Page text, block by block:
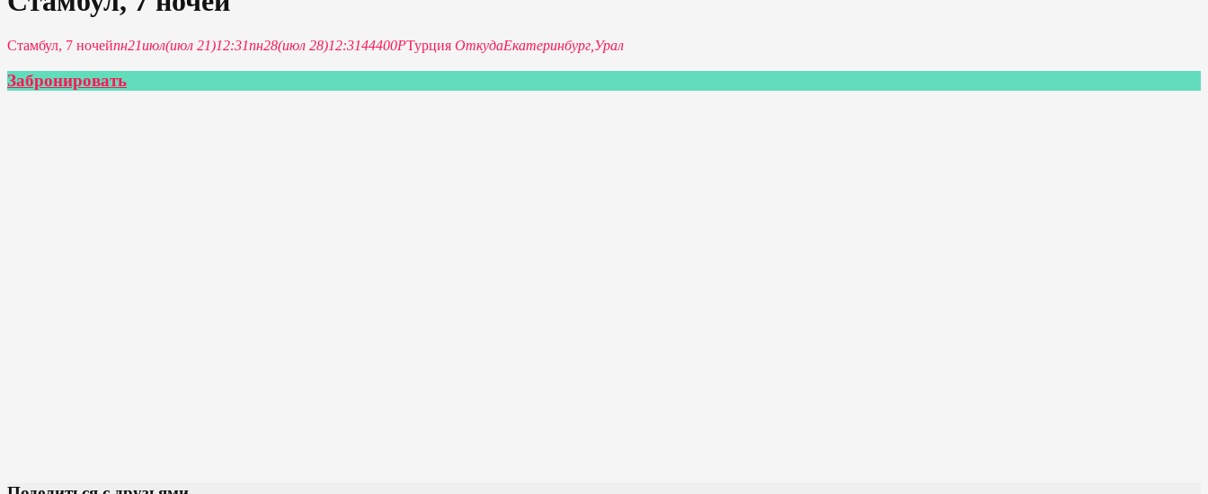
Стамбул, 7 ночейпн21июл(июл 21)12:31пн28(июл 28)12:3144400PТурция ОткудаЕкатеринбург, Урал
Забронировать